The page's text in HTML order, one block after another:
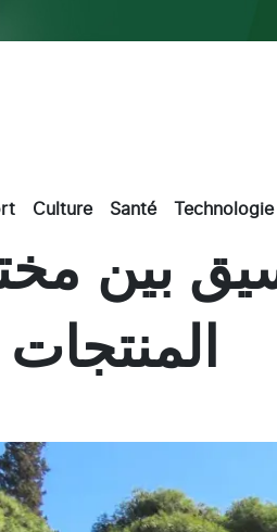
Culture Santé Technologie
بين